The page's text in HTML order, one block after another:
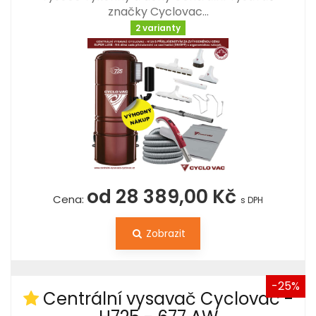
značky Cyclovac…
2 varianty
Cena: od 28 389,00 Kč s DPH
Zobrazit
-25%
Centrální vysavač Cyclovac -